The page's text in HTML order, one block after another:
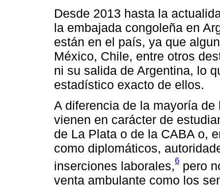
Desde 2013 hasta la
la embajada congoleña en
están en el país, ya que
México, Chile, entre otros
ni su salida de Argentina, lo
estadístico exacto de ellos.
A diferencia de la mayoría
vienen en carácter de
de La Plata o de la CABA o,
como diplomáticos,
inserciones laborales,6 pero
venta ambulante como los